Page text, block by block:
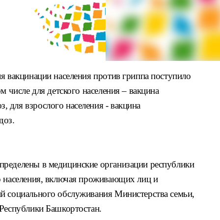
вакцинации населения против гриппа поступило
для детского населения – вакцина
взрослого населения - вакцина
в медицинские организации республики
населения, включая проживающих лиц и
социального обслуживания Министерства семьи,
Башкортостан.